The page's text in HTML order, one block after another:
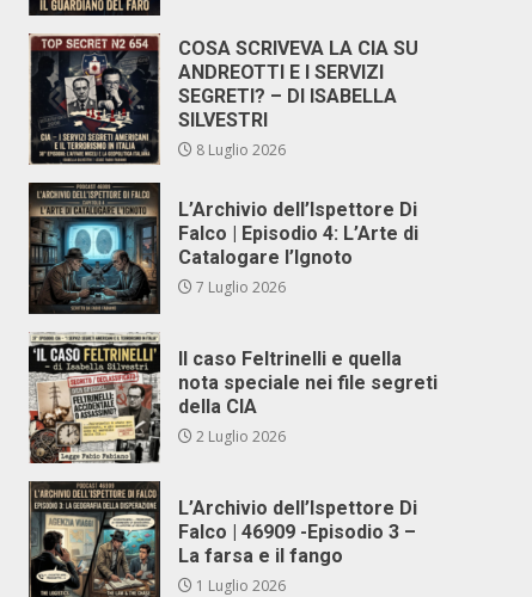
COSA SCRIVEVA LA CIA SU
ANDREOTTI E I SERVIZI
SEGRETI? – DI ISABELLA
SILVESTRI
8 Luglio 2026
L’Archivio dell’Ispettore Di
Falco | Episodio 4: L’Arte di
Catalogare l’Ignoto
7 Luglio 2026
Il caso Feltrinelli e quella
nota speciale nei file segreti
della CIA
2 Luglio 2026
L’Archivio dell’Ispettore Di
Falco | 46909 -Episodio 3 –
La farsa e il fango
1 Luglio 2026